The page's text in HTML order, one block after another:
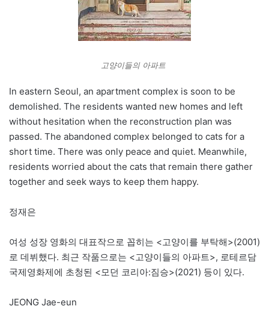
고양이들의 아파트
In eastern Seoul, an apartment complex is soon to be
demolished. The residents wanted new homes and left
without hesitation when the reconstruction plan was
passed. The abandoned complex belonged to cats for a
short time. There was only peace and quiet. Meanwhile,
residents worried about the cats that remain there gather
together and seek ways to keep them happy.
정재은
여성 성장 영화의 대표작으로 꼽히는 <고양이를 부탁해>(2001)
로 데뷔했다. 최근 작품으로는 <고양이들의 아파트>, 로테르담
국제영화제에 초청된 <모던 코리아:짐승>(2021) 등이 있다.
JEONG Jae-eun